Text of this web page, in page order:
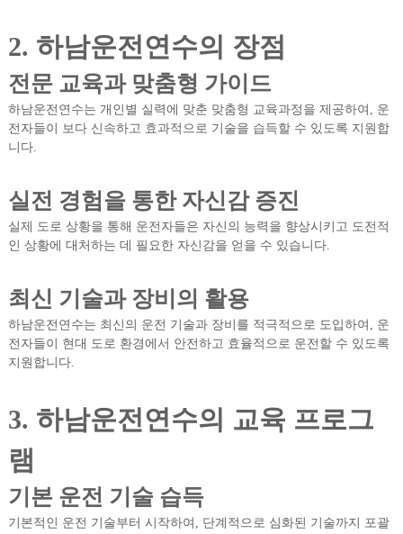
2. 하남운전연수의 장점
전문 교육과 맞춤형 가이드
하남운전연수는 개인별 실력에 맞춘 맞춤형 교육과정을 제공하여, 운
전자들이 보다 신속하고 효과적으로 기술을 습득할 수 있도록 지원합
니다.
실전 경험을 통한 자신감 증진
실제 도로 상황을 통해 운전자들은 자신의 능력을 향상시키고 도전적
인 상황에 대처하는 데 필요한 자신감을 얻을 수 있습니다.
최신 기술과 장비의 활용
하남운전연수는 최신의 운전 기술과 장비를 적극적으로 도입하여, 운
전자들이 현대 도로 환경에서 안전하고 효율적으로 운전할 수 있도록
지원합니다.
3. 하남운전연수의 교육 프로그
램
기본 운전 기술 습득
기본적인 운전 기술부터 시작하여, 단계적으로 심화된 기술까지 포괄